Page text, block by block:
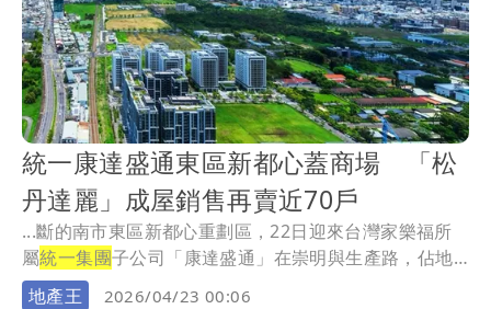
統一康達盛通東區新都心蓋商場 「松
丹達麗」成屋銷售再賣近70戶
...斷的南市東區新都心重劃區，22日迎來台灣家樂福所
屬統一集團子公司「康達盛通」在崇明與生產路，佔地
42...
地產王 2026/04/23 00:06